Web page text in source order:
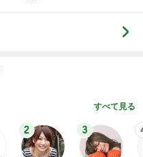
すべて見る
2 3